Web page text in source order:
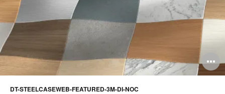
DT-STEELCASEWEB-FEATURED-3M-DI-NOC